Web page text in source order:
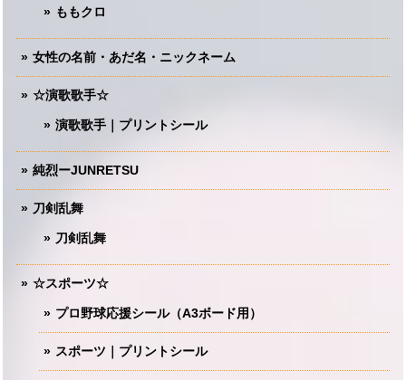
ももクロ
女性の名前・あだ名・ニックネーム
☆演歌歌手☆
演歌歌手｜プリントシール
純烈ーJUNRETSU
刀剣乱舞
刀剣乱舞
☆スポーツ☆
プロ野球応援シール（A3ボード用）
スポーツ｜プリントシール